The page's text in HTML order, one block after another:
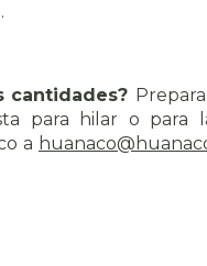
cantidades?
para hilar o para
a